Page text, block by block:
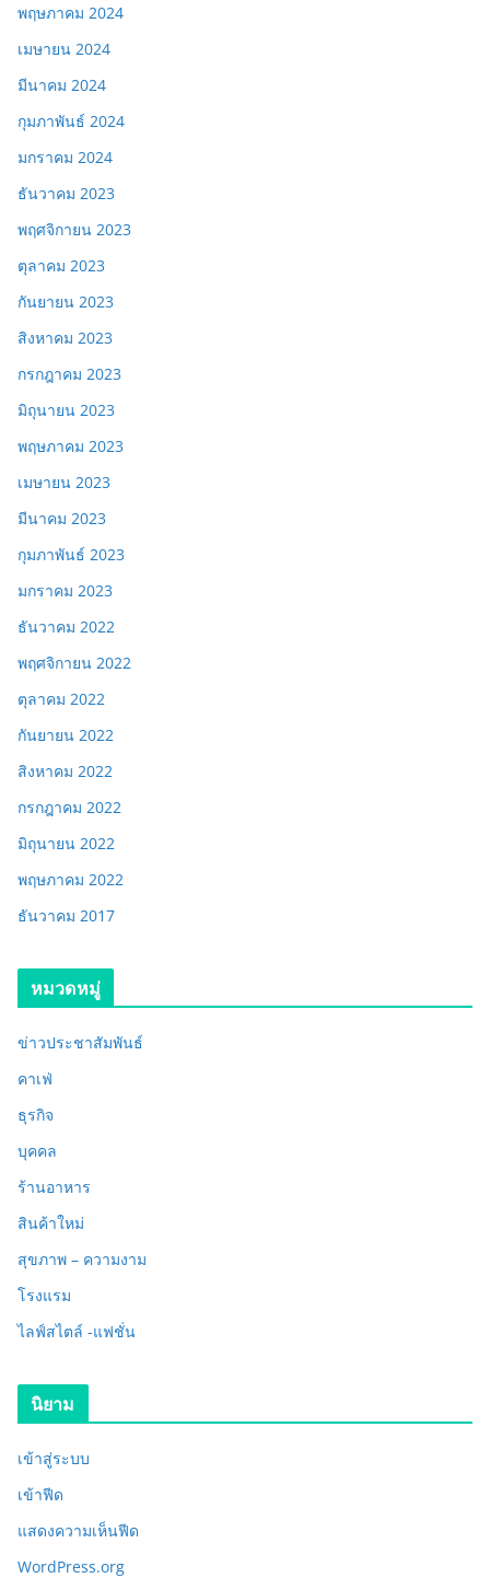
พฤษภาคม 2024
เมษายน 2024
มีนาคม 2024
กุมภาพันธ์ 2024
มกราคม 2024
ธันวาคม 2023
พฤศจิกายน 2023
ตุลาคม 2023
กันยายน 2023
สิงหาคม 2023
กรกฎาคม 2023
มิถุนายน 2023
พฤษภาคม 2023
เมษายน 2023
มีนาคม 2023
กุมภาพันธ์ 2023
มกราคม 2023
ธันวาคม 2022
พฤศจิกายน 2022
ตุลาคม 2022
กันยายน 2022
สิงหาคม 2022
กรกฎาคม 2022
มิถุนายน 2022
พฤษภาคม 2022
ธันวาคม 2017
หมวดหมู่
ข่าวประชาสัมพันธ์
คาเฟ่
ธุรกิจ
บุคคล
ร้านอาหาร
สินค้าใหม่
สุขภาพ – ความงาม
โรงแรม
ไลฟ์สไตล์ -แฟชั่น
นิยาม
เข้าสู่ระบบ
เข้าฟีด
แสดงความเห็นฟีด
WordPress.org